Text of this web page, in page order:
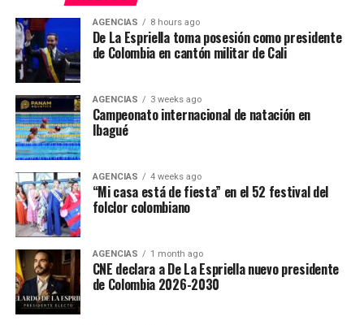
AGENCIAS 8 hours ago
De La Espriella toma posesión como presidente
de Colombia en cantón militar de Cali
AGENCIAS 3 weeks ago
Campeonato internacional de natación en
Ibagué
AGENCIAS 4 weeks ago
“Mi casa está de fiesta” en el 52 festival del
folclor colombiano
AGENCIAS 1 month ago
CNE declara a De La Espriella nuevo presidente
de Colombia 2026-2030